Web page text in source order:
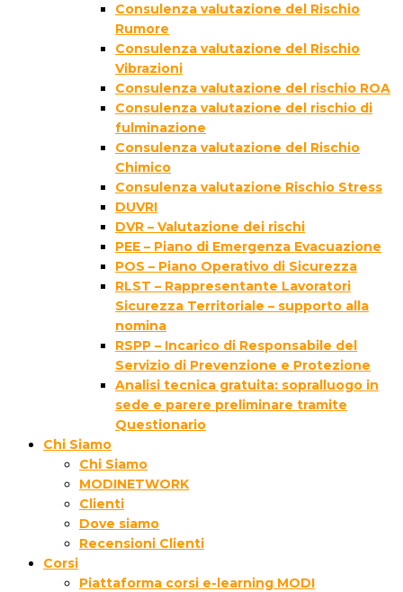
Consulenza valutazione del Rischio
Rumore
Consulenza valutazione del Rischio
Vibrazioni
Consulenza valutazione del rischio ROA
Consulenza valutazione del rischio di
fulminazione
Consulenza valutazione del Rischio
Chimico
Consulenza valutazione Rischio Stress
DUVRI
DVR – Valutazione dei rischi
PEE – Piano di Emergenza Evacuazione
POS – Piano Operativo di Sicurezza
RLST – Rappresentante Lavoratori
Sicurezza Territoriale – supporto alla
nomina
RSPP – Incarico di Responsabile del
Servizio di Prevenzione e Protezione
Analisi tecnica gratuita: sopralluogo in
sede e parere preliminare tramite
Questionario
Chi Siamo
Chi Siamo
MODINETWORK
Clienti
Dove siamo
Recensioni Clienti
Corsi
Piattaforma corsi e-learning MODI